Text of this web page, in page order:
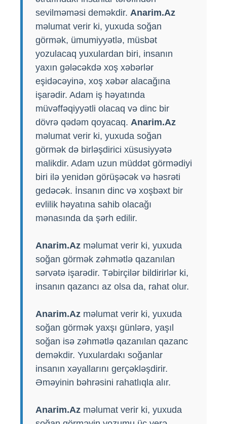
sevilməməsi deməkdir. Anarim.Az
məlumat verir ki, yuxuda soğan
görmək, ümumiyyətlə, müsbət
yozulacaq yuxulardan biri, insanın
yaxın gələcəkdə xoş xəbərlər
eşidəcəyinə, xoş xəbər alacağına
işarədir. Adam iş həyatında
müvəffəqiyyətli olacaq və dinc bir
dövrə qədəm qoyacaq. Anarim.Az
məlumat verir ki, yuxuda soğan
görmək də birləşdirici xüsusiyyətə
malikdir. Adam uzun müddət görmədiyi
biri ilə yenidən görüşəcək və həsrəti
gedəcək. İnsanın dinc və xoşbəxt bir
evlilik həyatına sahib olacağı
mənasında da şərh edilir.
Anarim.Az məlumat verir ki, yuxuda
soğan görmək zəhmətlə qazanılan
sərvətə işarədir. Təbirçilər bildirirlər ki,
insanın qazancı az olsa da, rahat olur.
Anarim.Az məlumat verir ki, yuxuda
soğan görmək yaxşı günlərə, yaşıl
soğan isə zəhmətlə qazanılan qazanc
deməkdir. Yuxulardakı soğanlar
insanın xəyallarını gerçəkləşdirir.
Əməyinin bəhrəsini rahatlıqla alır.
Anarim.Az məlumat verir ki, yuxuda